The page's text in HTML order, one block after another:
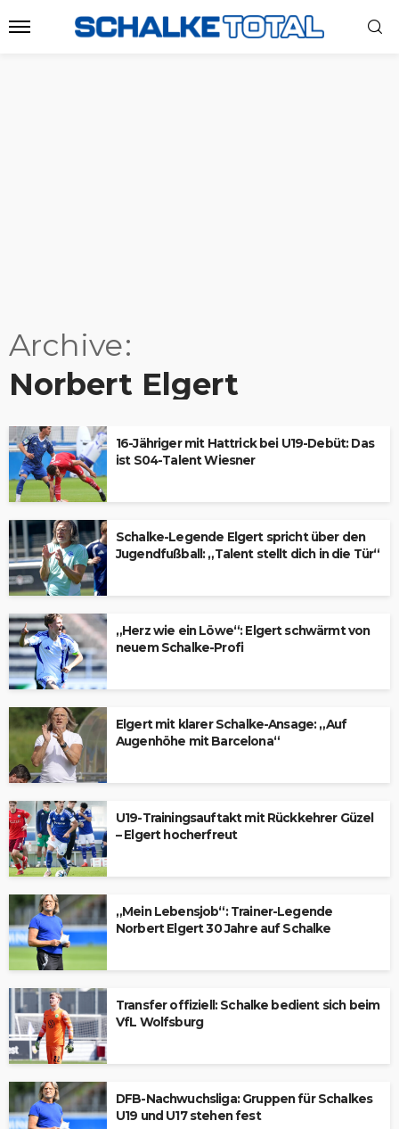
Archive
Norbert Elgert
16-Jähriger mit Hattrick bei U19-Debüt: Das
ist S04-Talent Wiesner
Schalke-Legende Elgert spricht über den
Jugendfußball: „Talent stellt dich in die Tür“
„Herz wie ein Löwe“: Elgert schwärmt von
neuem Schalke-Profi
Elgert mit klarer Schalke-Ansage: „Auf
Augenhöhe mit Barcelona“
U19-Trainingsauftakt mit Rückkehrer Güzel
– Elgert hocherfreut
„Mein Lebensjob“: Trainer-Legende
Norbert Elgert 30 Jahre auf Schalke
Transfer offiziell: Schalke bedient sich beim
VfL Wolfsburg
DFB-Nachwuchsliga: Gruppen für Schalkes
U19 und U17 stehen fest